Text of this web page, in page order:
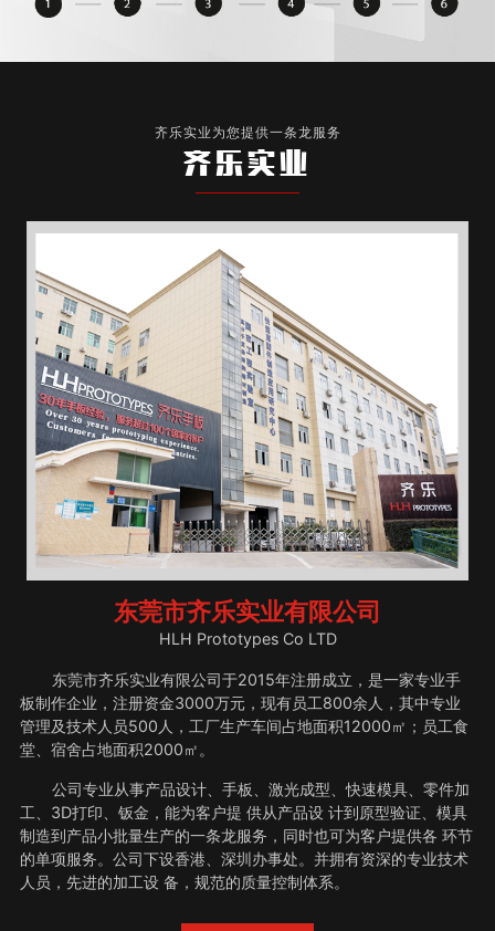
齐乐实业为您提供一条龙服务
齐乐实业
东莞市齐乐实业有限公司
HLH Prototypes Co LTD
东莞市齐乐实业有限公司于2015年注册成立，是一家专业手
板制作企业，注册资金3000万元，现有员工800余人，其中专业
管理及技术人员500人，工厂生产车间占地面积12000㎡；员工食
堂、宿舍占地面积2000㎡。
公司专业从事产品设计、手板、激光成型、快速模具、零件加
工、3D打印、钣金，能为客户提 供从产品设 计到原型验证、模具
制造到产品小批量生产的一条龙服务，同时也可为客户提供各 环节
的单项服务。公司下设香港、深圳办事处。并拥有资深的专业技术
人员，先进的加工设 备，规范的质量控制体系。